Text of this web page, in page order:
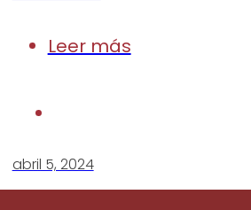
Leer más
abril 5, 2024